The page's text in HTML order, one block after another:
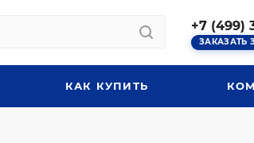
+7 (499)
ЗАКАЗАТЬ
КАК КУПИТЬ